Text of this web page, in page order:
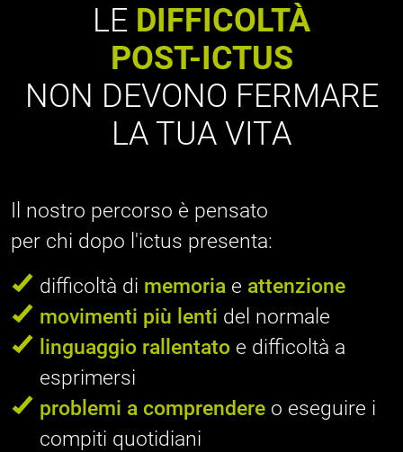
LE DIFFICOLTÀ
POST-ICTUS
NON DEVONO FERMARE
LA TUA VITA
Il nostro percorso è pensato
per chi dopo l'ictus presenta:
difficoltà di memoria e attenzione
movimenti più lenti del normale
linguaggio rallentato e difficoltà a
esprimersi
problemi a comprendere o eseguire i
compiti quotidiani